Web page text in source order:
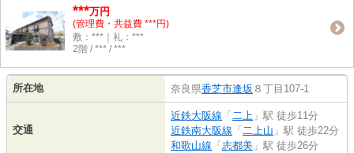
***万円
(管理費・共益費 ***円)
敷：***｜礼：***
2階 / *** / ***
所在地 奈良県香芝市逢坂 ８丁目107-1
交通
近鉄大阪線 「 二上 」駅 徒歩11分
近鉄南大阪線 「 二上山 」駅 徒歩22分
和歌山線 「 志都美 」駅 徒歩26分